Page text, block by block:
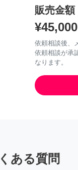
販売金額
¥45,000
依頼相談後、
依頼相談が承
なります。
ある質問